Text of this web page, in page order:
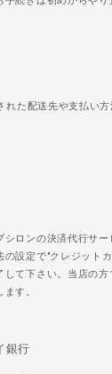
た配送先や支払い方
ロンの決済代行サー
設定で"クレジット
て下さい。当店の方
ます。
銀行